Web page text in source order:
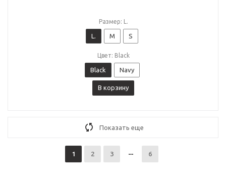
Размер: L.
L. M S
Цвет: Black
Black Navy
В корзину
Показать еще
1 2 3 6